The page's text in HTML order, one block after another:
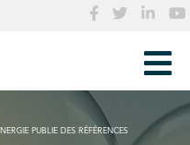
PUBLIE DES RÉFÉRENCES